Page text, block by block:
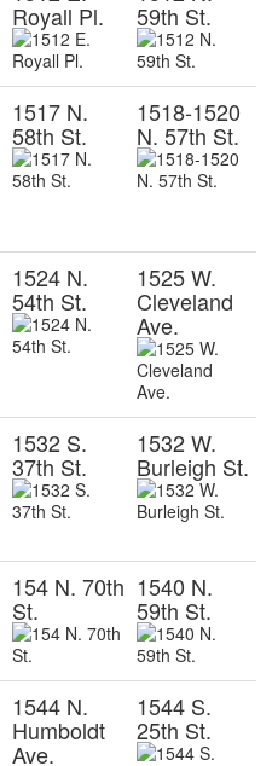
Royall Pl. 59th St.
1517 N.
58th St.
1518-1520
N. 57th St.
1524 N.
54th St.
1525 W.
Cleveland
Ave.
1532 S.
37th St.
1532 W.
Burleigh St.
154 N. 70th
St.
1540 N.
59th St.
1544 N.
Humboldt
Ave.
1544 S.
25th St.